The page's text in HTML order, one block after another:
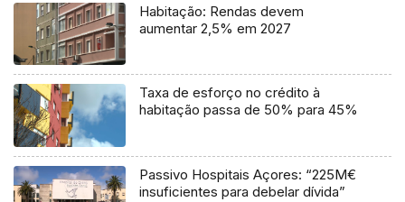
Habitação: Rendas devem
aumentar 2,5% em 2027
Taxa de esforço no crédito à
habitação passa de 50% para 45%
Passivo Hospitais Açores: “225M€
insuficientes para debelar dívida”